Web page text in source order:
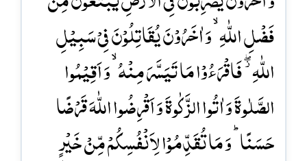
فَضۡلِ اللّٰہِ ۙ وَ اٰخَرُوۡنَ یُقَاتِلُوۡنَ فِیۡ سَبِیۡلِ
اللّٰہِ ۫ۖ فَاقۡرَءُوۡا مَا تَیَسَّرَ مِنۡہُ ۙ وَ اَقِیۡمُوا
الصَّلٰوۃَ وَ اٰتُوا الزَّکٰوۃَ وَ اَقۡرِضُوا اللّٰہَ قَرۡضًا
حَسَنًا ؕ وَ مَا تُقَدِّمُوۡا لِاَنۡفُسِکُمۡ مِّنۡ خَیۡرٍ